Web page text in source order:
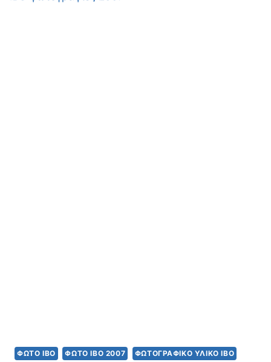
ΦΩΤΟ IBO ΦΩΤΟ ΙΒΟ 2007 ΦΩΤΟΓΡΑΦΙΚΌ ΥΛΙΚΌ ΙΒΟ